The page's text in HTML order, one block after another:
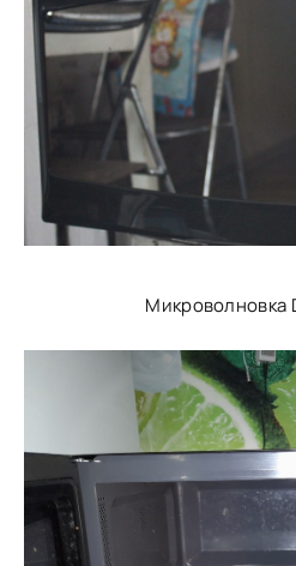
Микроволновка